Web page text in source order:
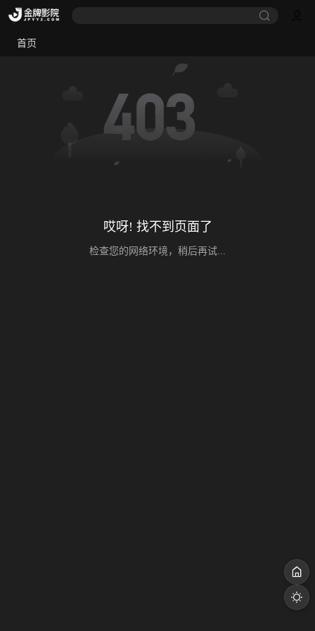
首页
哎呀! 找不到页面了
检查您的网络环境，稍后再试...